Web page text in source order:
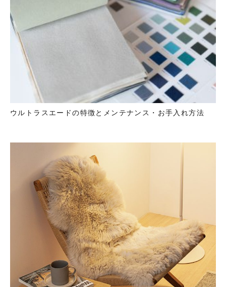
ウルトラスエードの特徴とメンテナンス・お手入れ方法